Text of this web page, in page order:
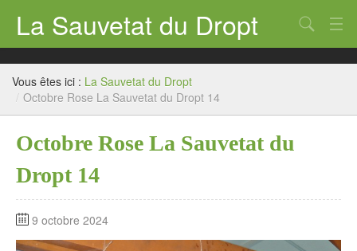
La Sauvetat du Dropt
Accueil
Mairie
Archives
Chercher
Vous êtes ici : La Sauvetat du Dropt
/ Octobre Rose La Sauvetat du Dropt 14
Octobre Rose La Sauvetat du
Dropt 14
9 octobre 2024